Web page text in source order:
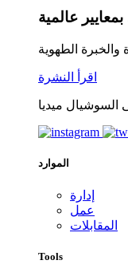
عالمية
والخبرة الطهوية
اقرأ النشرة
ميديا
الموارد
إدارة
عمل
المقابلات
Tools